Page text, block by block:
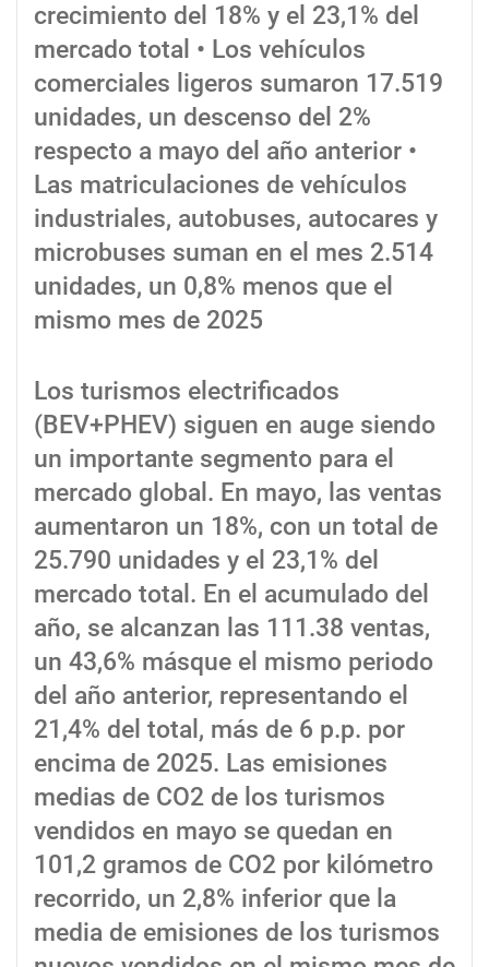
crecimiento del 18% y el 23,1% del
mercado total • Los vehículos
comerciales ligeros sumaron 17.519
unidades, un descenso del 2%
respecto a mayo del año anterior •
Las matriculaciones de vehículos
industriales, autobuses, autocares y
microbuses suman en el mes 2.514
unidades, un 0,8% menos que el
mismo mes de 2025
Los turismos electrificados
(BEV+PHEV) siguen en auge siendo
un importante segmento para el
mercado global. En mayo, las ventas
aumentaron un 18%, con un total de
25.790 unidades y el 23,1% del
mercado total. En el acumulado del
año, se alcanzan las 111.38 ventas,
un 43,6% másque el mismo periodo
del año anterior, representando el
21,4% del total, más de 6 p.p. por
encima de 2025. Las emisiones
medias de CO2 de los turismos
vendidos en mayo se quedan en
101,2 gramos de CO2 por kilómetro
recorrido, un 2,8% inferior que la
media de emisiones de los turismos